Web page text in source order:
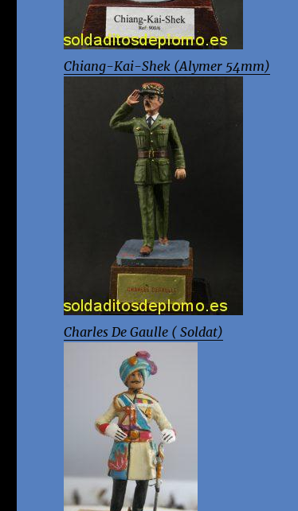
Chiang-Kai-Shek (Alymer 54mm)
Charles De Gaulle ( Soldat)